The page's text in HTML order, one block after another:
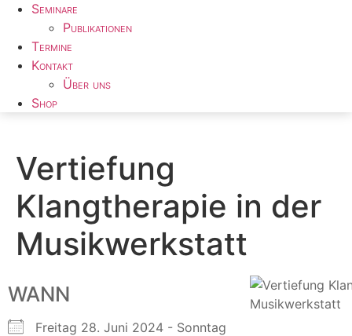
Seminare
Publikationen
Termine
Kontakt
Über uns
Shop
Vertiefung
Klangtherapie in der
Musikwerkstatt
WANN
Freitag 28. Juni 2024 - Sonntag